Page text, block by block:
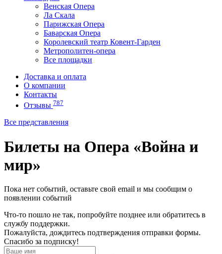
Венская Опера
Ла Скала
Парижская Опера
Баварская Опера
Королевский театр Ковент-Гарден
Метрополитен-опера
Все площадки
Доставка и оплата
О компании
Контакты
Отзывы 787
Все представления
Билеты на Опера «Война и
мир»
Пока нет событий, оставьте свой email и мы сообщим о
появлении событий
Что-то пошло не так, попробуйте позднее или обратитесь в
службу поддержки.
Пожалуйста, дождитесь подтверждения отправки формы.
Спасибо за подписку!